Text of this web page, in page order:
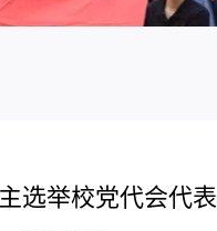
选举校党代会代表